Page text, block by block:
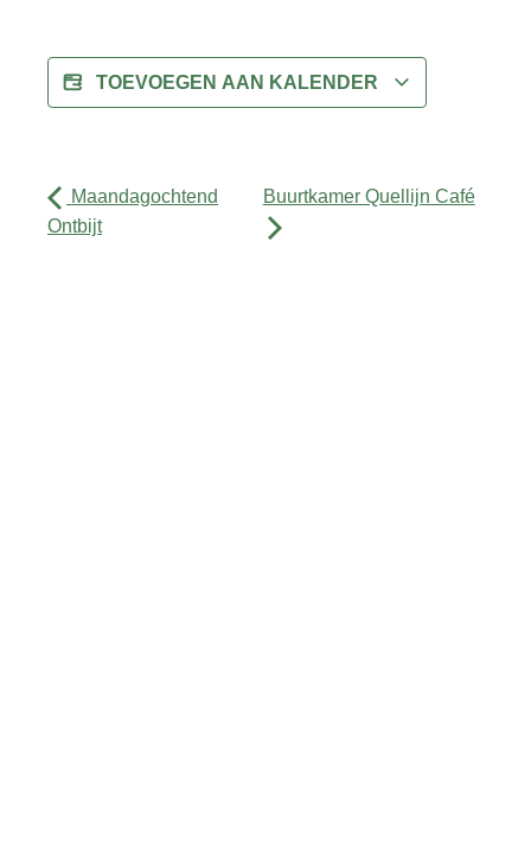
TOEVOEGEN AAN KALENDER
Maandagochtend
Ontbijt
Buurtkamer Quellijn Café